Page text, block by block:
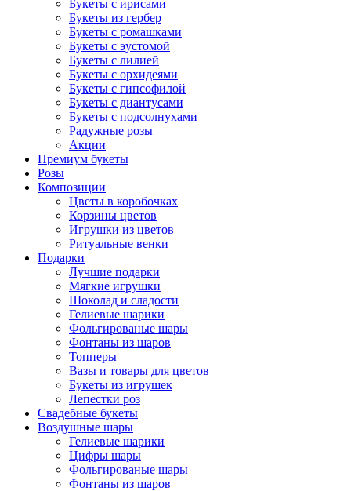
Букеты с ирисами
Букеты из гербер
Букеты с ромашками
Букеты с эустомой
Букеты с лилией
Букеты с орхидеями
Букеты с гипсофилой
Букеты с диантусами
Букеты с подсолнухами
Радужные розы
Акции
Премиум букеты
Розы
Композиции
Цветы в коробочках
Корзины цветов
Игрушки из цветов
Ритуальные венки
Подарки
Лучшие подарки
Мягкие игрушки
Шоколад и сладости
Гелиевые шарики
Фольгированые шары
Фонтаны из шаров
Топперы
Вазы и товары для цветов
Букеты из игрушек
Лепестки роз
Свадебные букеты
Воздушные шары
Гелиевые шарики
Цифры шары
Фольгированые шары
Фонтаны из шаров